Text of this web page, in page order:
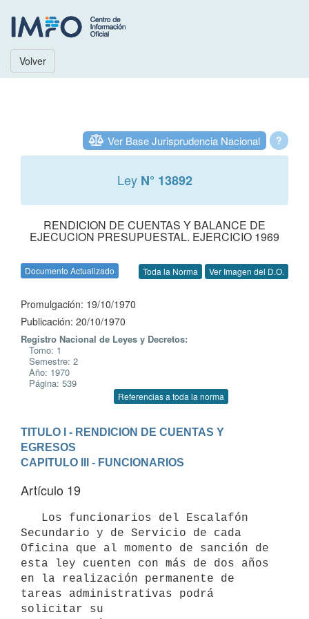
Volver
?
Ver Base Jurisprudencia Nacional
Ley N° 13892
RENDICION DE CUENTAS Y BALANCE DE
EJECUCION PRESUPUESTAL. EJERCICIO 1969
Documento Actualizado Toda la Norma Ver Imagen del D.O.
Promulgación: 19/10/1970
Publicación: 20/10/1970
Registro Nacional de Leyes y Decretos:
Tomo: 1
Semestre: 2
Año: 1970
Página: 539
Referencias a toda la norma
TITULO I - RENDICION DE CUENTAS Y
EGRESOS
CAPITULO III - FUNCIONARIOS
Artículo 19
Secundario y de Servicio de cada
Oficina que al momento de sanción de
esta ley cuenten con más de dos años
en la realización permanente de
tareas administrativas podrá
solicitar su